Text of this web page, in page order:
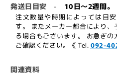
ー
タ
ー
ア
ー
ス
タ
ー
発送日目安 -10日～2週間。
注文数量や時期によっては目
す。 またメーカー都合により
る場合もございます。 お急ぎ
ご確認ください。《 Tel. 092-
関連資料